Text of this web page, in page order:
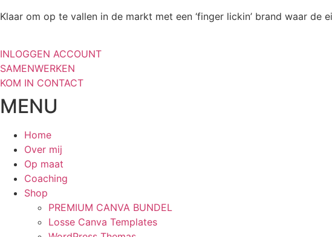
Klaar om op te vallen in de markt met een ‘finger lickin’ brand waar
INLOGGEN ACCOUNT
SAMENWERKEN
KOM IN CONTACT
MENU
Home
Over mij
Op maat
Coaching
Shop
PREMIUM CANVA BUNDEL
Losse Canva Templates